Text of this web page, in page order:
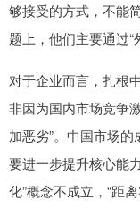
够接受的方式，不能
题上，他们主要通过“
对于企业而言，扎根
非因为国内市场竞争
加恶劣”。中国市场
要进一步提升核心能
化”概念不成立，“距